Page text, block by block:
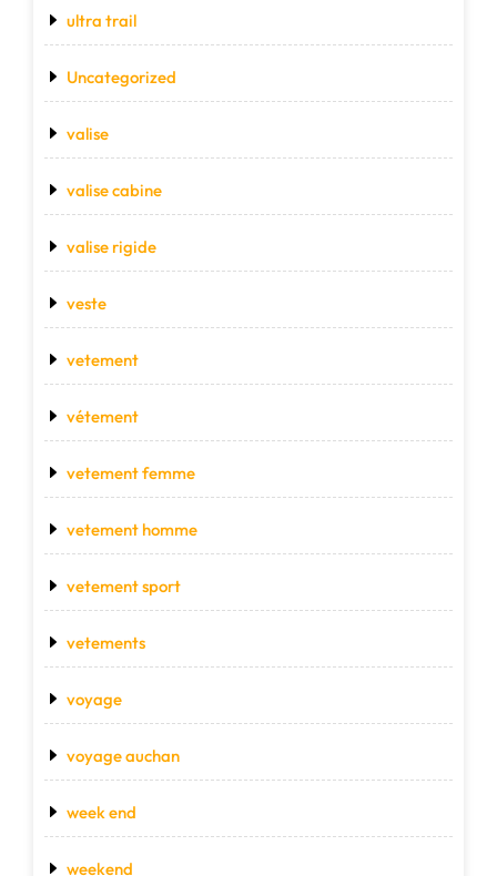
ultra trail
Uncategorized
valise
valise cabine
valise rigide
veste
vetement
vétement
vetement femme
vetement homme
vetement sport
vetements
voyage
voyage auchan
week end
weekend